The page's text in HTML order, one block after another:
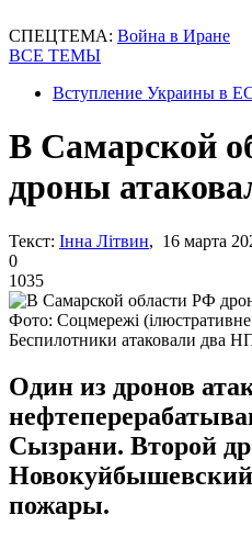
СПЕЦТЕМА: Война в Иране
ВСЕ ТЕМЫ
Вступление Украины в
В Самарской
дроны
Текст: Інна Літвин, 16 марта
0
1035
Фото: Соцмережі
Беспилотники атаковали два
Один из дронов
Сызрани. Второй
пожары.